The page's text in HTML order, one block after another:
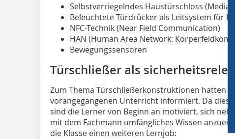
Selbstverriegelndes Haustürschloss
Beleuchtete Türdrücker als Leitsystem für
NFC-Technik (Near Field Communication)
HAN (Human Area Network:
Bewegungssensoren
Türschließer als
Zum Thema Türschließerkonstruktionen hatten
vorangegangenen Unterricht informiert. Da
sind die Lerner von Beginn an motiviert, sich
mit dem Fachmann umfängliches Wissen
die Klasse einen weiteren Lernjob: